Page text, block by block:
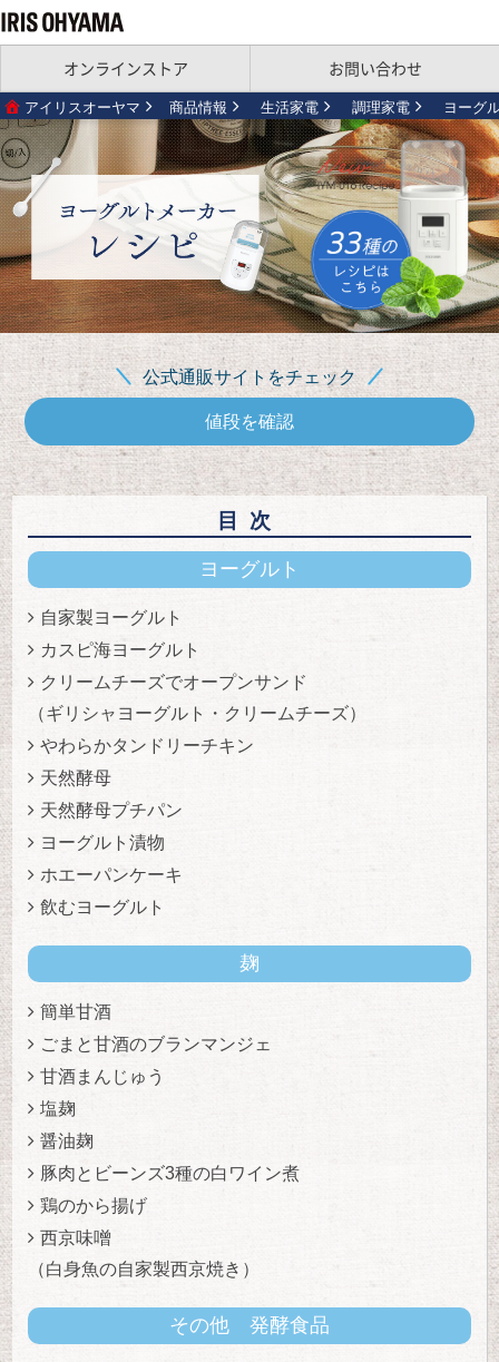
オンラインストア お問い合わせ
アイリスオーヤマ 商品情報 生活家電 調理家電 ヨーグ
公式通販サイトをチェック
値段を確認
目次
ヨーグルト
自家製ヨーグルト
カスピ海ヨーグルト
クリームチーズでオープンサンド
（ギリシャヨーグルト・クリームチーズ）
やわらかタンドリーチキン
天然酵母
天然酵母プチパン
ヨーグルト漬物
ホエーパンケーキ
飲むヨーグルト
麹
簡単甘酒
ごまと甘酒のブランマンジェ
甘酒まんじゅう
塩麹
醤油麹
豚肉とビーンズ3種の白ワイン煮
鶏のから揚げ
西京味噌
（白身魚の自家製西京焼き）
その他 発酵食品